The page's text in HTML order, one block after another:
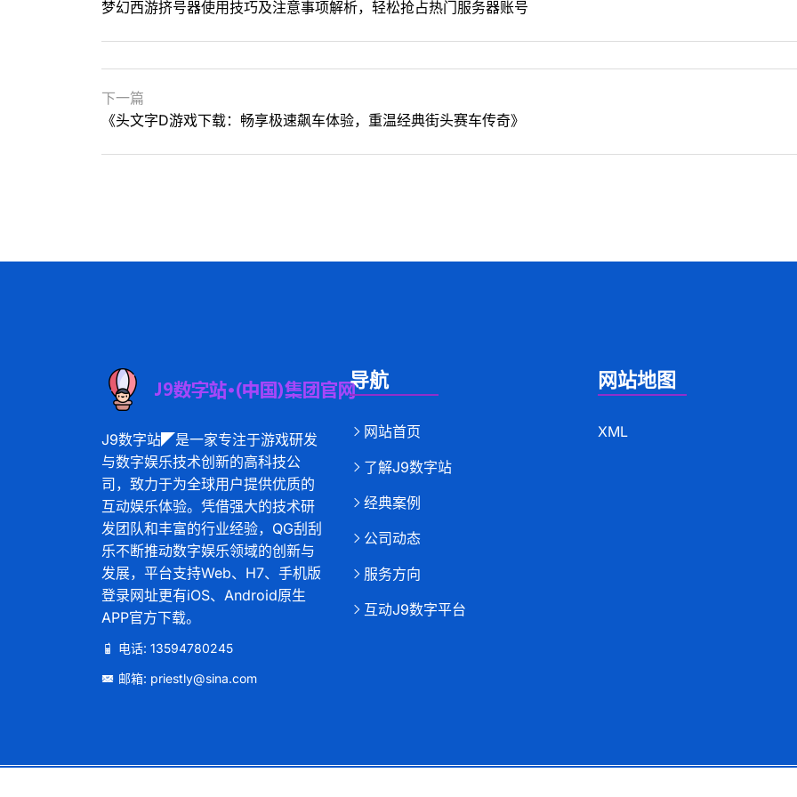
梦幻西游挤号器使用技巧及注意事项解析，轻松抢占热门服务器账号
下一篇
《头文字D游戏下载：畅享极速飙车体验，重温经典街头赛车传奇》
J9数字站◤是一家专注于游戏研发
与数字娱乐技术创新的高科技公
司，致力于为全球用户提供优质的
互动娱乐体验。凭借强大的技术研
发团队和丰富的行业经验，QG刮刮
乐不断推动数字娱乐领域的创新与
发展，平台支持Web、H7、手机版
登录网址更有iOS、Android原生
APP官方下载。
电话: 13594780245
邮箱: priestly@sina.com
导航
网站首页
了解J9数字站
经典案例
公司动态
服务方向
互动J9数字平台
网站地图
XML